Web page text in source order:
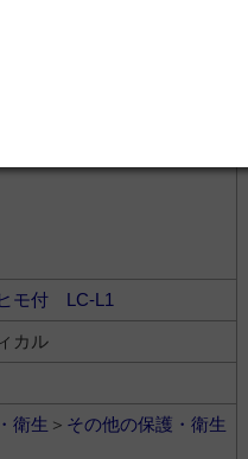
モ付 LC-L1
カル
衛生 ＞ その他の保護・衛生